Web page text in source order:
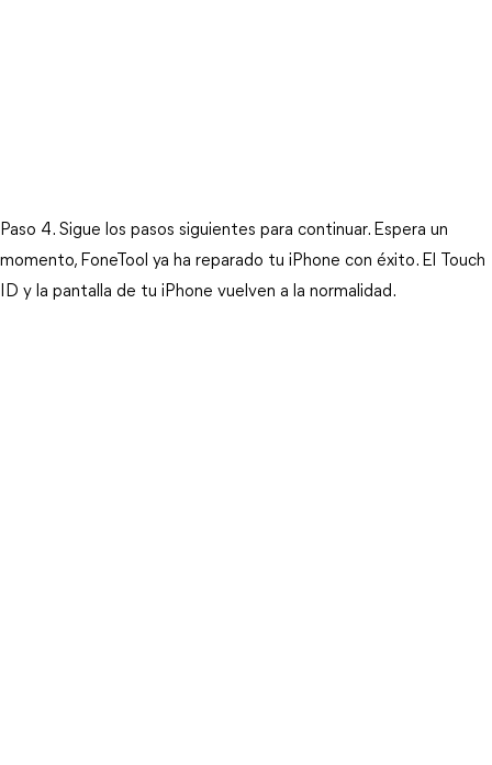
Paso 4. Sigue los pasos siguientes para continuar. Espera un
momento, FoneTool ya ha reparado tu iPhone con éxito. El Touch
ID y la pantalla de tu iPhone vuelven a la normalidad.